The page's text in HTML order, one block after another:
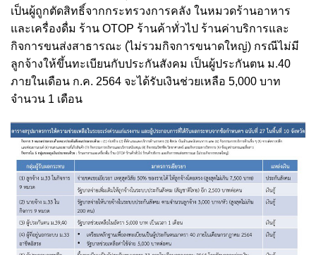
เป็นผู้ถูกตัดสิทธิ์จากกระทรวงการคลัง ในหมวดร้านอาหาร
และเครื่องดื่ม ร้าน OTOP ร้านค้าทั่วไป ร้านค่าบริการและ
กิจการขนส่งสาธารณะ (ไม่รวมกิจการขนาดใหญ่) กรณีไม่มี
ลูกจ้างให้ขึ้นทะเบียนกับประกันสังคม เป็นผู้ประกันตน ม.40
ภายในเดือน ก.ค. 2564 จะได้รับเงินช่วยเหลือ 5,000 บาท
จำนวน 1 เดือน